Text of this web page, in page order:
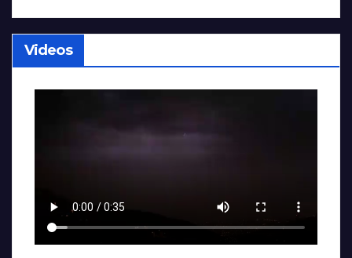
Videos